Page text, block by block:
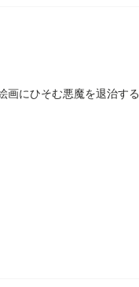
画にひそむ悪魔を退治する